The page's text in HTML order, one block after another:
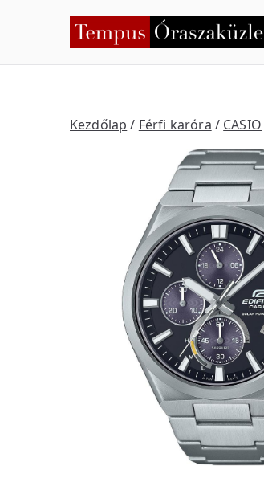
Kezdőlap / Férfi karóra / CASIO